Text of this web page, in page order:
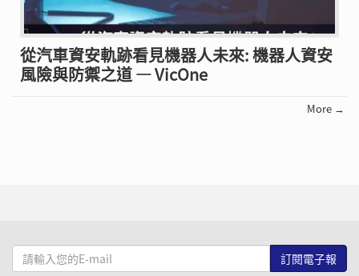
從汽車資安軌跡看見機器人未來: 機器人資安
風險與防禦之道 — VicOne
More →
請